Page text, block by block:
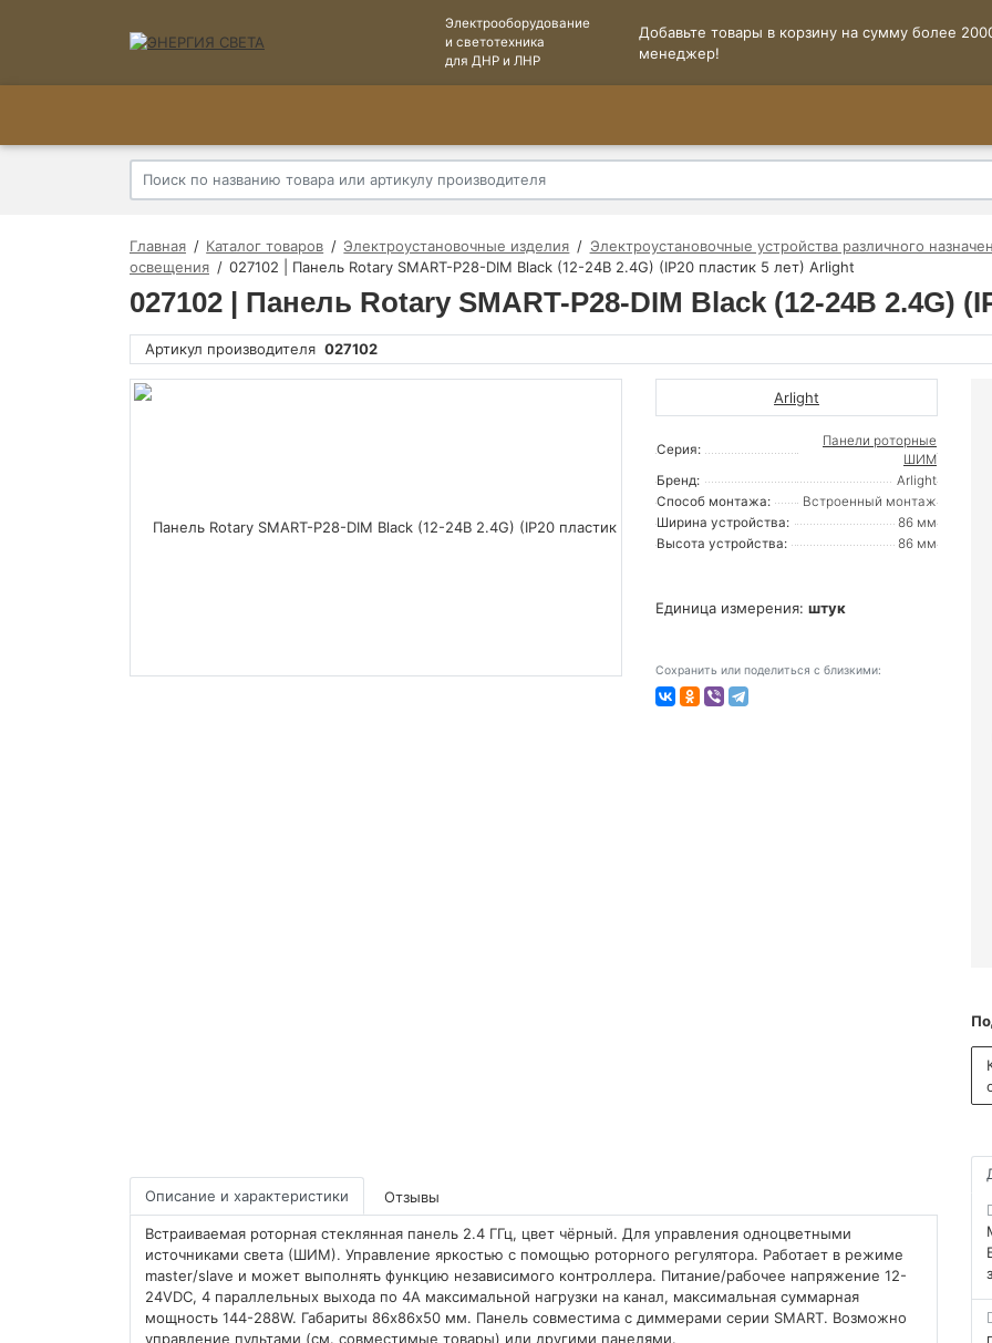
Электрооборудование
и светотехника
для ДНР и ЛНР
Добавьте товары в корзину на сумму более
менеджер!
Главная Каталог товаров Электроустановочные изделия Электроустановочные устройства различного
освещения
027102 | Панель Rotary SMART-P28-DIM Black (12-24В 2.4G) (IP20 пластик 5 лет) Arlight
027102 | Панель Rotary SMART-P28-DIM Black (12-24В 2.4G)
Артикул производителя 027102
Arlight
Серия:
Панели роторные
ШИМ
Бренд:
Arlight
Способ монтажа:
Встроенный монтаж
Ширина устройства:
86 мм
Высота устройства:
86 мм
Единица измерения: штук
Сохранить или поделиться с близкими:
Описание и характеристики Отзывы
Встраиваемая роторная стеклянная панель 2.4 ГГц, цвет чёрный. Для управления одноцветными
источниками света (ШИМ). Управление яркостью с помощью роторного регулятора. Работает в режиме
master/slave и может выполнять функцию независимого контроллера. Питание/рабочее напряжение 12-
24VDC, 4 параллельных выхода по 4А максимальной нагрузки на канал, максимальная суммарная
мощность 144-288W. Габариты 86х86х50 мм. Панель совместима с диммерами серии SMART. Возможно
управление пультами (см. совместимые товары) или другими панелями.